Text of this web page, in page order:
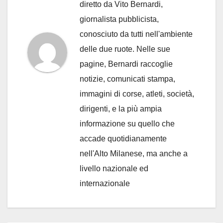
diretto da Vito Bernardi,
giornalista pubblicista,
conosciuto da tutti nell'ambiente
delle due ruote. Nelle sue
pagine, Bernardi raccoglie
notizie, comunicati stampa,
immagini di corse, atleti, società,
dirigenti, e la più ampia
informazione su quello che
accade quotidianamente
nell'Alto Milanese, ma anche a
livello nazionale ed
internazionale